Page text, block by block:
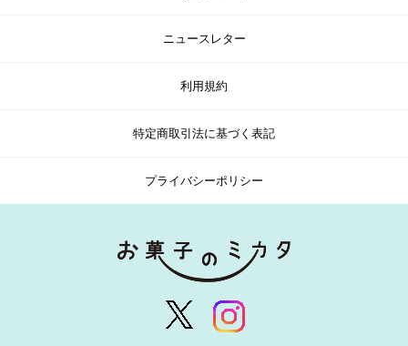
ニュースレター
利用規約
特定商取引法に基づく表記
プライバシーポリシー